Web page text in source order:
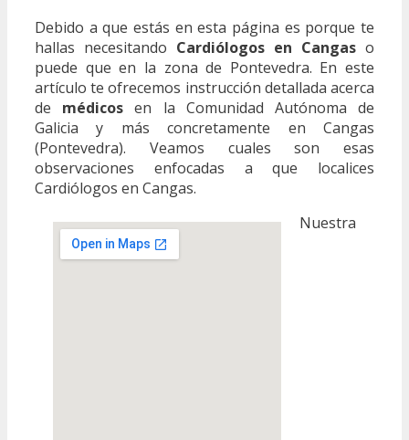
Debido a que estás en esta página es porque te
hallas necesitando Cardiólogos en Cangas o
puede que en la zona de Pontevedra. En este
artículo te ofrecemos instrucción detallada acerca
de médicos en la Comunidad Autónoma de
Galicia y más concretamente en Cangas
(Pontevedra). Veamos cuales son esas
observaciones enfocadas a que localices
Cardiólogos en Cangas.
Nuestra